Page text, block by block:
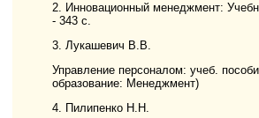
2. Инновационный менеджмент:
- 343 с.
3. Лукашевич В.В.
Управление персоналом: учеб.
образование: Менеджмент)
4. Пилипенко Н.Н.